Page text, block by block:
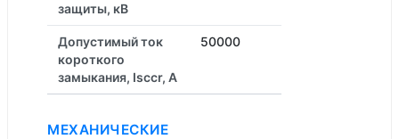
защиты, кВ
Допустимый ток
короткого
замыкания, Isccr, А
50000
МЕХАНИЧЕСКИЕ